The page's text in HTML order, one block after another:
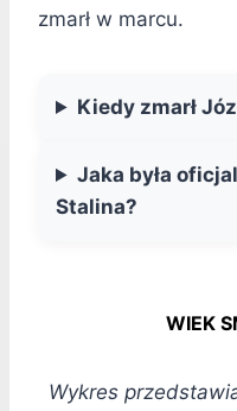
zmarł w marcu.
Kiedy zmarł
Jaka była
Stalina?
WIEK
Wykres